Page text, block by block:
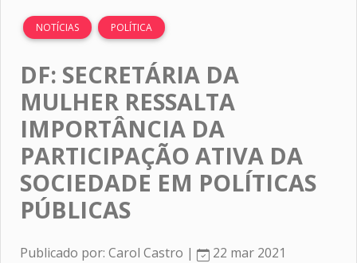
NOTÍCIAS POLÍTICA
DF: SECRETÁRIA DA
MULHER RESSALTA
IMPORTÂNCIA DA
PARTICIPAÇÃO ATIVA DA
SOCIEDADE EM POLÍTICAS
PÚBLICAS
Publicado por: Carol Castro | 22 mar 2021